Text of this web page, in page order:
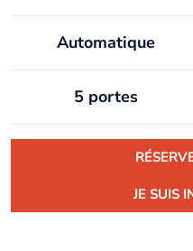
Automatique
5 portes
JE SUIS